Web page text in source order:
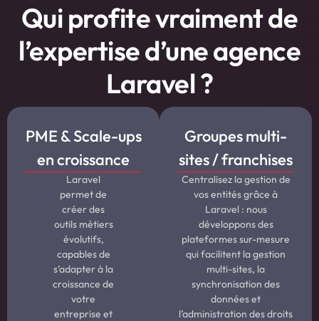
Qui profite vraiment de
l’expertise d’une agence
Laravel ?
PME & Scale-ups
en croissance
Laravel
permet de
créer des
outils métiers
évolutifs,
capables de
s’adapter à la
croissance de
votre
entreprise et
Groupes multi-
sites / franchises
Centralisez la gestion de
vos entités grâce à
Laravel : nous
développons des
plateformes sur-mesure
qui facilitent la gestion
multi-sites, la
synchronisation des
données et
l’administration des droits